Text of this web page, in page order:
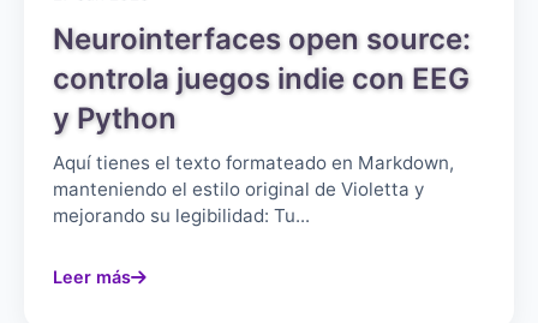
Neurointerfaces open source:
controla juegos indie con EEG
y Python
Aquí tienes el texto formateado en Markdown,
manteniendo el estilo original de Violetta y
mejorando su legibilidad: Tu...
Leer más